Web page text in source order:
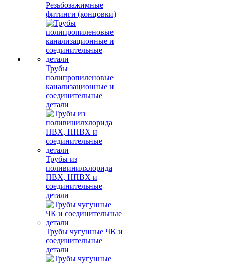
Резьбозажимные
фитинги (концовки)
Трубы
полипропиленовые
канализационные и
соединительные
детали
Трубы из
поливинилхлорида
ПВХ, НПВХ и
соединительные
детали
Трубы чугунные ЧК и
соединительные
детали